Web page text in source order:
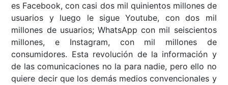
es Facebook, con casi dos mil quinientos millones de
usuarios y luego le sigue Youtube, con dos mil
millones de usuarios; WhatsApp con mil seiscientos
millones, e Instagram, con mil millones de
consumidores. Esta revolución de la información y
de las comunicaciones no la para nadie, pero ello no
quiere decir que los demás medios convencionales y